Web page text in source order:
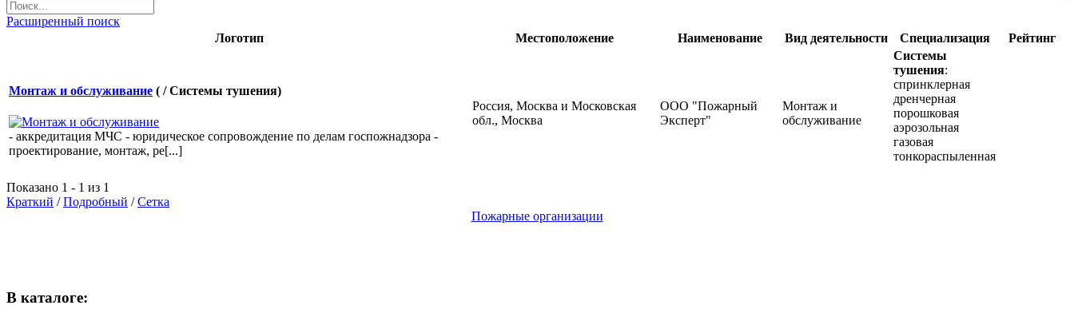
Расширенный поиск
Логотип
Местоположение Наименование Вид деятельности Специализация Рейтинг
Монтаж и обслуживание ( / Системы тушения)
- аккредитация МЧС - юридическое сопровождение по делам госпожнадзора -
проектирование, монтаж, ре[...]
Россия, Москва и Московская
обл., Москва
ООО "Пожарный
Эксперт"
Монтаж и
обслуживание
Системы
тушения:
спринклерная
дренчерная
порошковая
аэрозольная
газовая
тонкораспыленная
Показано 1 - 1 из 1
Краткий /Подробный /Сетка
Пожарные организации
В каталоге: